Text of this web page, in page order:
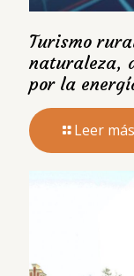
Turismo
naturaleza,
por la
Leer más